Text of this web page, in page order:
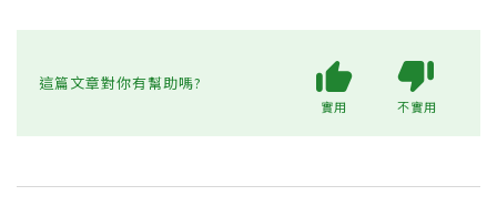
這篇文章對你有幫助嗎?
實用 不實用